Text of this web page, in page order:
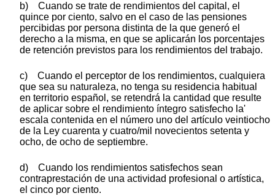
b) Cuando se trate de rendimientos del capital, el
quince por ciento, salvo en el caso de las pensiones
percibidas por persona distinta de la que generó el
derecho a la misma, en que se aplicarán los porcentajes
de retención previstos para los rendimientos del trabajo.
c) Cuando el perceptor de los rendimientos, cualquiera
que sea su naturaleza, no tenga su residencia habitual
en territorio español, se retendrá la cantidad que resulte
de aplicar sobre el rendimiento íntegro satisfecho la'
escala contenida en el número uno del artículo veintiocho
de la Ley cuarenta y cuatro/mil novecientos setenta y
ocho, de ocho de septiembre.
d) Cuando los rendimientos satisfechos sean
contraprestación de una actividad profesional o artística,
el cinco por ciento.